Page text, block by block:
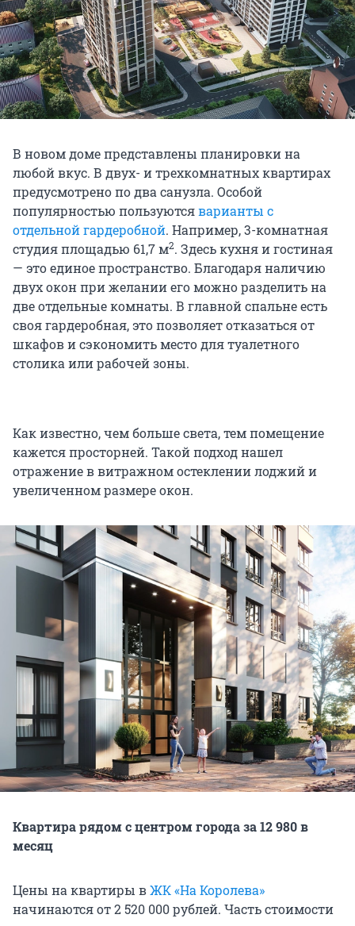
В новом доме представлены планировки на
любой вкус. В двух- и трехкомнатных квартирах
предусмотрено по два санузла. Особой
популярностью пользуютсяварианты с
отдельной гардеробной. Например, 3-комнатная
студия площадью 61,7 м2. Здесь кухня и гостиная
— это единое пространство. Благодаря наличию
двух окон при желании его можно разделить на
две отдельные комнаты. В главной спальне есть
своя гардеробная, это позволяет отказаться от
шкафов и сэкономить место для туалетного
столика или рабочей зоны.
Как известно, чем больше света, тем помещение
кажется просторней. Такой подход нашел
отражение в витражном остеклении лоджий и
увеличенном размере окон.
Квартира рядом с центром города за 12 980 в
месяц
Цены на квартиры вЖК «На Королева»
начинаются от 2 520 000 рублей. Часть стоимости